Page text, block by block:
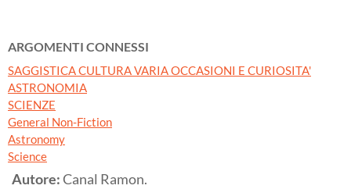
ARGOMENTI CONNESSI
SAGGISTICA CULTURA VARIA OCCASIONI E CURIOSITA'
ASTRONOMIA
SCIENZE
General Non-Fiction
Astronomy
Science
Autore:Canal Ramon.